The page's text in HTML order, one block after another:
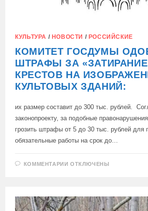
КУЛЬТУРА / НОВОСТИ / РОССИЙСКИЕ
КОМИТЕТ ГОСДУМЫ
ШТРАФЫ ЗА
КРЕСТОВ НА
КУЛЬТОВЫХ ЗДАНИЙ:
их размер составит до 300 тыс. рублей.
законопроекту, за подобные
грозить штрафы от 5 до 30 тыс. рублей для
обязательные работы на срок до…
КОММЕНТАРИИ К
ШТРАФЫ
ЗА
«ЗАТИРАНИЕ»
ОТКЛЮЧЕНЫ